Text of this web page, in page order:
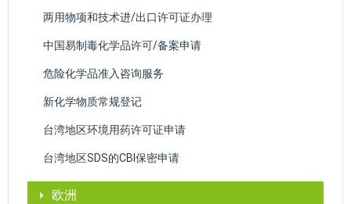
两用物项和技术进/出口许可证办理
中国易制毒化学品许可/备案申请
危险化学品准入咨询服务
新化学物质常规登记
台湾地区环境用药许可证申请
台湾地区SDS的CBI保密申请
欧洲